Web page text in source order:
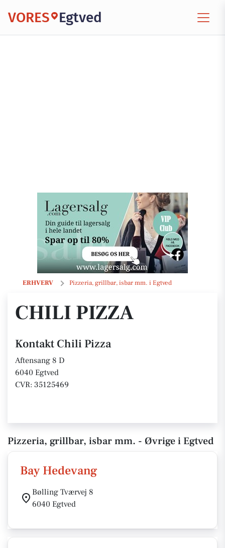
VORES Egtved
ERHVERV Pizzeria, grillbar, isbar mm. i Egtved
Chili Pizza
CHILI PIZZA
Kontakt Chili Pizza
Aftensang 8 D
6040 Egtved
CVR: 35125469
Pizzeria, grillbar, isbar mm. - Øvrige i Egtved
Bay Hedevang
Bølling Tværvej 8
6040 Egtved